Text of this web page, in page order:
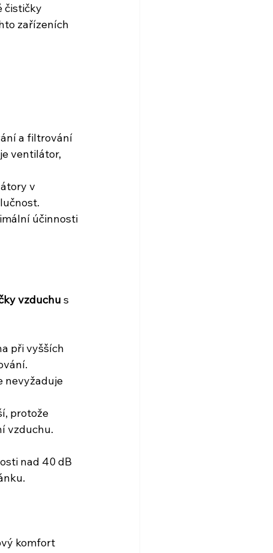
čističky
zařízeních
a filtrování
ventilátor,
v
účinnosti
vzduchu s
při vyšších
nevyžaduje
protože
vzduchu.
nad 40 dB
komfort